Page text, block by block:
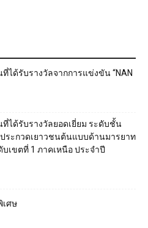
ได้รับรางวัลจากการแข่งขัน “NAN
ได้รับรางวัลยอดเยี่ยม ระดับชั้น
ระกวดเยาวชนต้นแบบด้านมารยาท
เขตที่ 1 ภาคเหนือ ประจำปี
เศษ